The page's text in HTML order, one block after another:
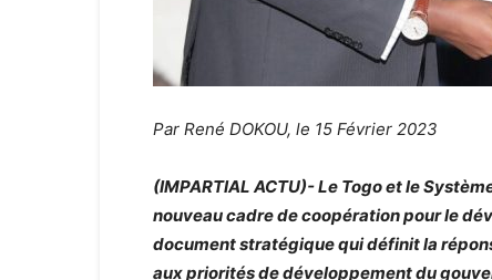
Par René DOKOU, le 15 Février 2023
(IMPARTIAL ACTU)- Le Togo et le
nouveau cadre de coopération pour le
document stratégique qui définit la
aux priorités de développement du